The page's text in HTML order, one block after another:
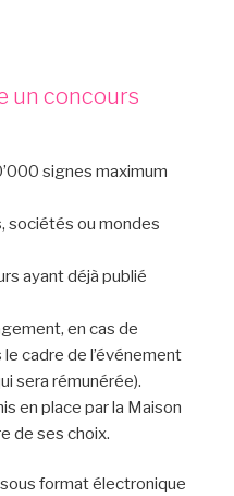
un concours
signes maximum
sociétés ou mondes
ayant déjà publié
en cas de
cadre de l’événement
sera rémunérée).
en place par la Maison
de ses choix.
format électronique